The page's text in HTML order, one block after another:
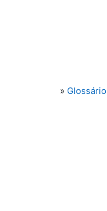
» Glossário